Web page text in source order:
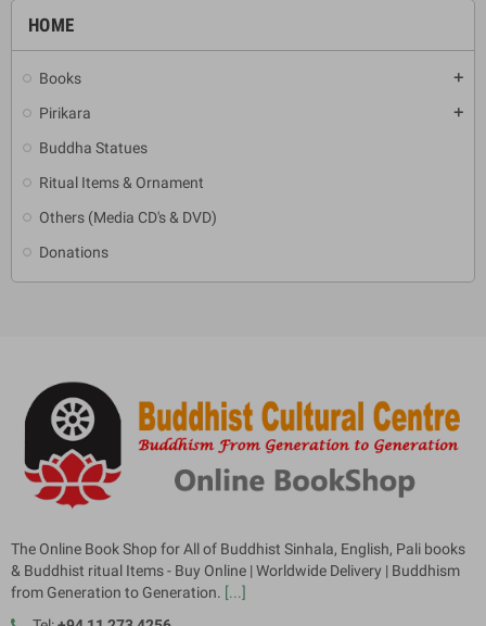
HOME
Books add
Pirikara add
Buddha Statues
Ritual Items & Ornament
Others (Media CD's & DVD)
Donations
The Online Book Shop for All of Buddhist Sinhala, English, Pali books
& Buddhist ritual Items - Buy Online | Worldwide Delivery | Buddhism
from Generation to Generation. [...]